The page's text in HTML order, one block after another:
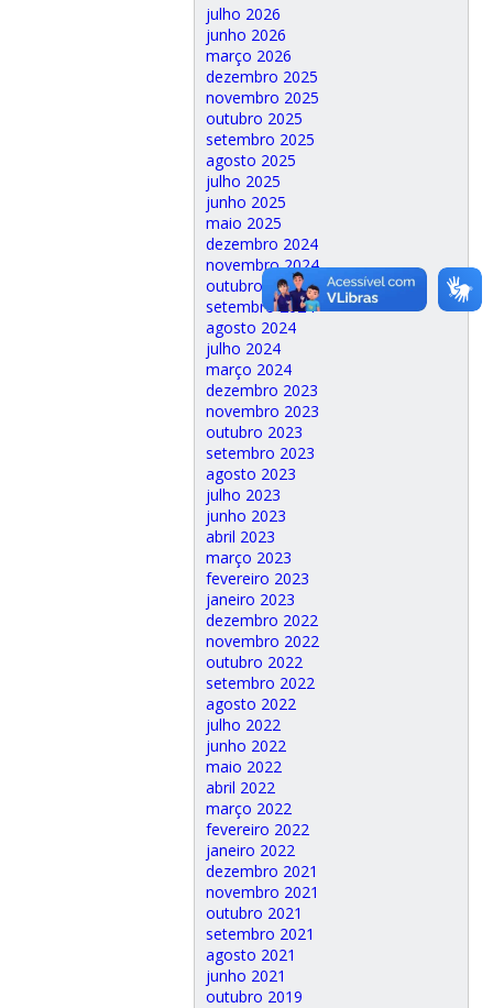
julho 2026
junho 2026
março 2026
dezembro 2025
novembro 2025
outubro 2025
setembro 2025
agosto 2025
julho 2025
junho 2025
maio 2025
dezembro 2024
novembro 2024
outubro 2024
setembro 2024
agosto 2024
julho 2024
março 2024
dezembro 2023
novembro 2023
outubro 2023
setembro 2023
agosto 2023
julho 2023
junho 2023
abril 2023
março 2023
fevereiro 2023
janeiro 2023
dezembro 2022
novembro 2022
outubro 2022
setembro 2022
agosto 2022
julho 2022
junho 2022
maio 2022
abril 2022
março 2022
fevereiro 2022
janeiro 2022
dezembro 2021
novembro 2021
outubro 2021
setembro 2021
agosto 2021
junho 2021
outubro 2019